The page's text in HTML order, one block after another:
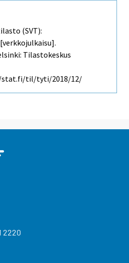
(SVT):
Tilastokeskus
stat.fi/til/tyti/2018/12/
2220